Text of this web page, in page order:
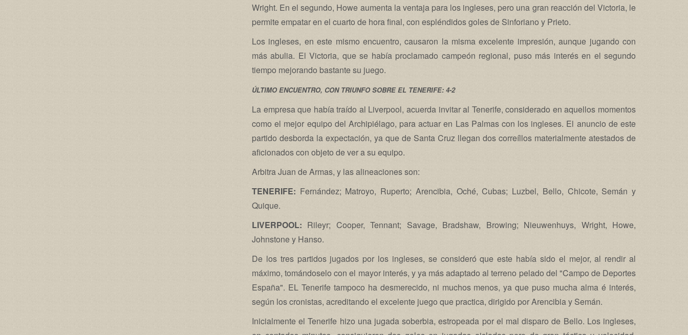
Wright. En el segundo, Howe aumenta la ventaja para los ingleses, pero una gran reacción del Victoria, le
permite empatar en el cuarto de hora final, con espléndidos goles de Sinforiano y Prieto.
Los ingleses, en este mismo encuentro, causaron la misma excelente impresión, aunque jugando con
más abulia. El Victoria, que se había proclamado campeón regional, puso más interés en el segundo
tiempo mejorando bastante su juego.
ÚLTIMO ENCUENTRO, CON TRIUNFO SOBRE EL TENERIFE: 4-2
La empresa que había traído al Liverpool, acuerda invitar al Tenerife, considerado en aquellos momentos
como el mejor equipo del Archipiélago, para actuar en Las Palmas con los ingleses. El anuncio de este
partido desborda la expectación, ya que de Santa Cruz llegan dos correíllos materialmente atestados de
aficionados con objeto de ver a su equipo.
Arbitra Juan de Armas, y las alineaciones son:
TENERIFE: Fernández; Matroyo, Ruperto; Arencibia, Oché, Cubas; Luzbel, Bello, Chicote, Semán y
Quique.
LIVERPOOL: Rileyr; Cooper, Tennant; Savage, Bradshaw, Browing; Nieuwenhuys, Wright, Howe,
Johnstone y Hanso.
De los tres partidos jugados por los ingleses, se consideró que este había sido el mejor, al rendir al
máximo, tomándoselo con el mayor interés, y ya más adaptado al terreno pelado del "Campo de Deportes
España". EL Tenerife tampoco ha desmerecido, ni muchos menos, ya que puso mucha alma é interés,
según los cronistas, acreditando el excelente juego que practica, dirigido por Arencibia y Semán.
Inicialmente el Tenerife hizo una jugada soberbia, estropeada por el mal disparo de Bello. Los ingleses,